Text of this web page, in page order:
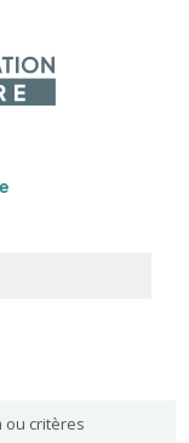
ou critères